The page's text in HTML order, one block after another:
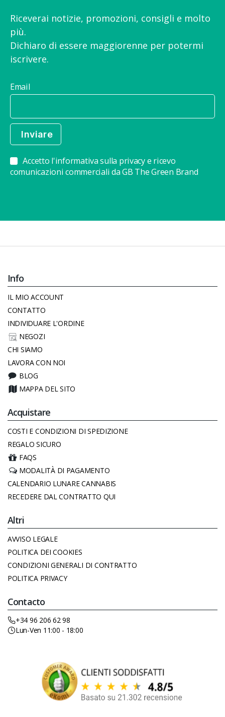
Riceverai notizie, promozioni, consigli e molto
più.
Dichiaro di essere maggiorenne per potermi
iscrivere.
Email
Accetto l'informativa sulla privacy e ricevo
comunicazioni commerciali da GB The Green Brand
Info
IL MIO ACCOUNT
CONTATTO
INDIVIDUARE L'ORDINE
NEGOZI
CHI SIAMO
LAVORA CON NOI
BLOG
MAPPA DEL SITO
Acquistare
COSTI E CONDIZIONI DI SPEDIZIONE
REGALO SICURO
FAQS
MODALITÀ DI PAGAMENTO
CALENDARIO LUNARE CANNABIS
RECEDERE DAL CONTRATTO QUI
Altri
AVVISO LEGALE
POLITICA DEI COOKIES
CONDIZIONI GENERALI DI CONTRATTO
POLITICA PRIVACY
Contacto
+34 96 206 62 98
Lun-Ven 11:00 - 18:00